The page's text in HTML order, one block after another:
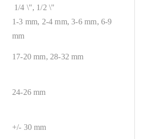
1/4 \", 1/2 \"
1-3 mm, 2-4 mm, 3-6 mm, 6-9
mm
17-20 mm, 28-32 mm
24-26 mm
+/- 30 mm